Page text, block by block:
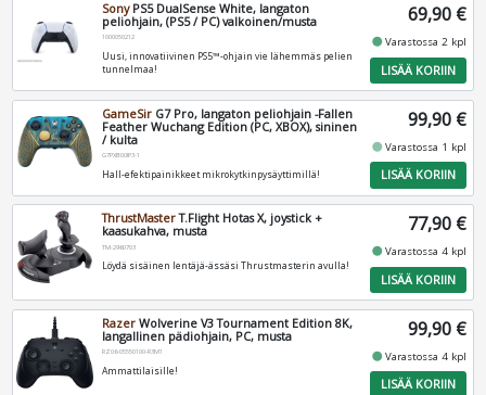
SonyPS5 DualSense White, langaton
peliohjain, (PS5 / PC) valkoinen/musta
1000050212
Uusi, innovatiivinen PS5™-ohjain vie lähemmäs pelien
tunnelmaa!
69,90 €
fiber_manual_recordVarastossa 2 kpl
LISÄÄ KORIIN
GameSir G7 Pro, langaton peliohjain -Fallen
Feather Wuchang Edition (PC, XBOX), sininen
/ kulta
G7PXB00IP3-1
Hall-efektipainikkeet mikrokytkinpysäyttimillä!
99,90 €
fiber_manual_recordVarastossa 1 kpl
LISÄÄ KORIIN
ThrustMasterT.Flight Hotas X, joystick +
kaasukahva, musta
TM-2960703
Löydä sisäinen lentäjä-ässäsi Thrustmasterin avulla!
77,90 €
fiber_manual_recordVarastossa 4 kpl
LISÄÄ KORIIN
Razer Wolverine V3 Tournament Edition 8K,
langallinen pädiohjain, PC, musta
RZ06-05550100-R3M1
Ammattilaisille!
99,90 €
fiber_manual_recordVarastossa 4 kpl
LISÄÄ KORIIN